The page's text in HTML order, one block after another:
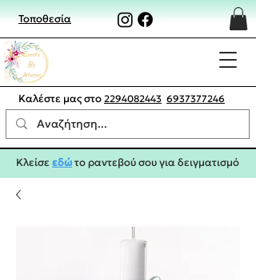
Τοποθεσία
Καλέστε μας στο 2294082443 6937377246
Κλείσεεδώτο ραντεβού σου για δειγματισμό